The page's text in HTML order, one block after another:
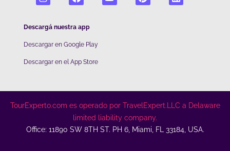
Descargá nuestra app
Descargar en Google Play
Descargar en el App Store
TourExperto.com es operado por TravelExpert.LLC a Delaware
limited liability company.
Office: 11890 SW 8TH ST. PH 6, Miami, FL 33184, USA.